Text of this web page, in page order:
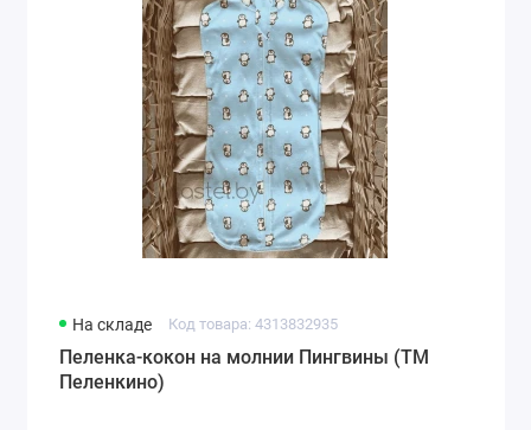
На складе Код товара: 4313832935
Пеленка-кокон на молнии Пингвины (ТМ
Пеленкино)